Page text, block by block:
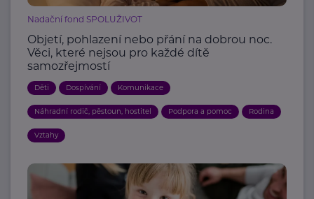
Nadační fond SPOLUŽIVOT
Objetí, pohlazení nebo přání na dobrou noc.
Věci, které nejsou pro každé dítě
samozřejmostí
Děti Dospívání Komunikace
Náhradní rodič, pěstoun, hostitel Podpora a pomoc Rodina
Vztahy